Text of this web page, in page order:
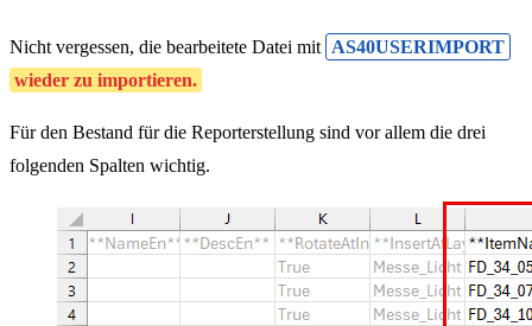
Nicht vergessen, die bearbeitete Datei mit AS40USERIMPORT
wieder zu importieren.
Für den Bestand für die Reporterstellung sind vor allem die drei
folgenden Spalten wichtig.